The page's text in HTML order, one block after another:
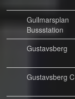
Gullmarsplan
Bussstation
Gustavsberg
Gustavsberg C